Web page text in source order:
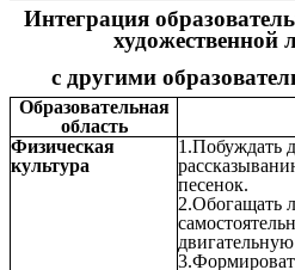
Интеграция
художественной
с другими
Образовательная
область
Физическая
культура
1.Побуждать
песенок.
2.Обогащать
двигательную